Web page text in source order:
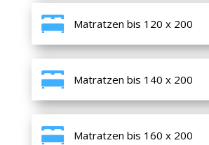
Matratzen bis 120 x 200
Matratzen bis 140 x 200
Matratzen bis 160 x 200